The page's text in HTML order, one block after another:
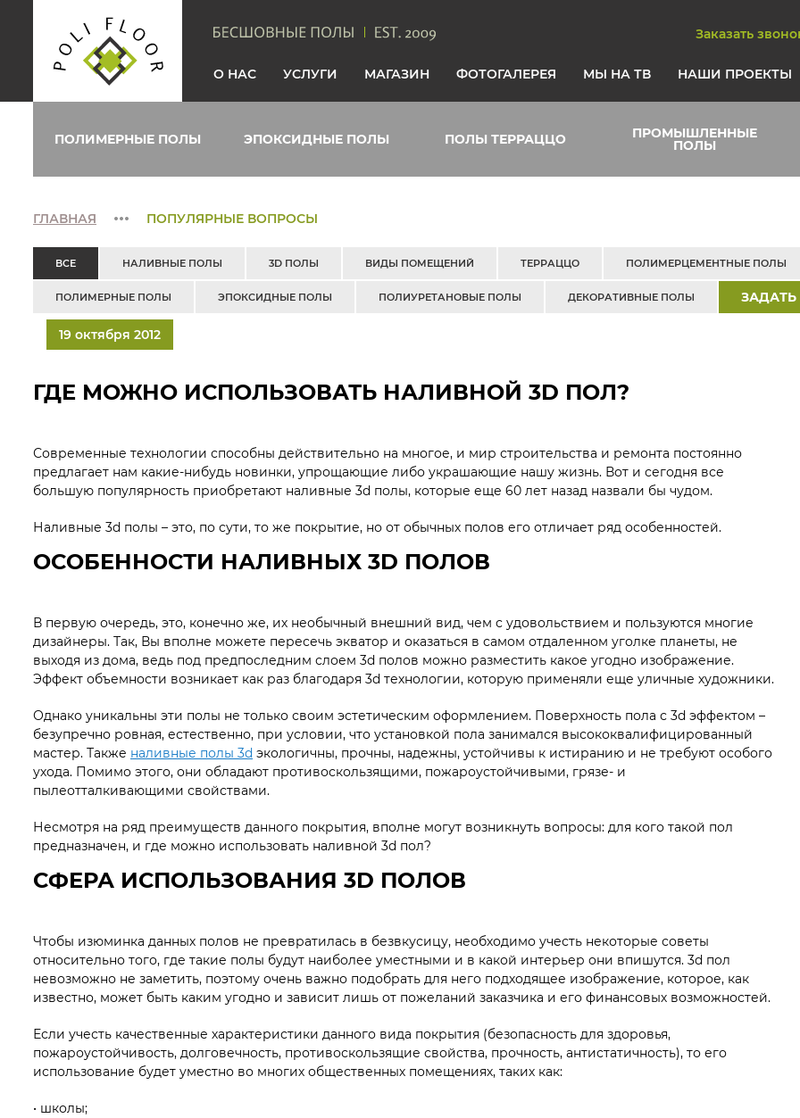
Заказать
О НАС УСЛУГИ МАГАЗИН ФОТОГАЛЕРЕЯ МЫ НА ТВ НАШИ ПРОЕКТЫ
ПОЛИМЕРНЫЕ ПОЛЫ ЭПОКСИДНЫЕ ПОЛЫ ПОЛЫ ТЕРРАЦЦО ПРОМЫШЛЕННЫЕ
ПОЛЫ
ГЛАВНАЯ ПОПУЛЯРНЫЕ ВОПРОСЫ
ВСЕ НАЛИВНЫЕ ПОЛЫ 3D ПОЛЫ ВИДЫ ПОМЕЩЕНИЙ ТЕРРАЦЦО ПОЛИМЕРЦЕМЕНТНЫЕ ПОЛЫ
ПОЛИМЕРНЫЕ ПОЛЫ ЭПОКСИДНЫЕ ПОЛЫ ПОЛИУРЕТАНОВЫЕ ПОЛЫ ДЕКОРАТИВНЫЕ ПОЛЫ
19 октября 2012
ГДЕ МОЖНО ИСПОЛЬЗОВАТЬ НАЛИВНОЙ 3D ПОЛ?
Современные технологии способны действительно на многое, и мир строительства и ремонта постоянно
предлагает нам какие-нибудь новинки, упрощающие либо украшающие нашу жизнь. Вот и сегодня все
большую популярность приобретают наливные 3d полы, которые еще 60 лет назад назвали бы чудом.
Наливные 3d полы – это, по сути, то же покрытие, но от обычных полов его отличает ряд особенностей.
ОСОБЕННОСТИ НАЛИВНЫХ 3D ПОЛОВ
В первую очередь, это, конечно же, их необычный внешний вид, чем с удовольствием и пользуются многие
дизайнеры. Так, Вы вполне можете пересечь экватор и оказаться в самом отдаленном уголке планеты, не
выходя из дома, ведь под предпоследним слоем 3d полов можно разместить какое угодно изображение.
Эффект объемности возникает как раз благодаря 3d технологии, которую применяли еще уличные художники.
Однако уникальны эти полы не только своим эстетическим оформлением. Поверхность пола с 3d эффектом –
безупречно ровная, естественно, при условии, что установкой пола занимался высококвалифицированный
мастер. Также наливные полы 3d экологичны, прочны, надежны, устойчивы к истиранию и не требуют особого
ухода. Помимо этого, они обладают противоскользящими, пожароустойчивыми, грязе- и
пылеотталкивающими свойствами.
Несмотря на ряд преимуществ данного покрытия, вполне могут возникнуть вопросы: для кого такой пол
предназначен, и где можно использовать наливной 3d пол?
СФЕРА ИСПОЛЬЗОВАНИЯ 3D ПОЛОВ
Чтобы изюминка данных полов не превратилась в безвкусицу, необходимо учесть некоторые советы
относительно того, где такие полы будут наиболее уместными и в какой интерьер они впишутся. 3d пол
невозможно не заметить, поэтому очень важно подобрать для него подходящее изображение, которое, как
известно, может быть каким угодно и зависит лишь от пожеланий заказчика и его финансовых возможностей.
Если учесть качественные характеристики данного вида покрытия (безопасность для здоровья,
пожароустойчивость, долговечность, противоскользящие свойства, прочность, антистатичность), то его
использование будет уместно во многих общественных помещениях, таких как:
• школы;